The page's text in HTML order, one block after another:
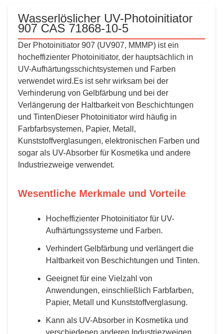
Wasserlöslicher UV-Photoinitiator
907 CAS 71868-10-5
Der Photoinitiator 907 (UV907, MMMP) ist ein
hocheffizienter Photoinitiator, der hauptsächlich in
UV-Aufhärtungsschichtsystemen und Farben
verwendet wird.Es ist sehr wirksam bei der
Verhinderung von Gelbfärbung und bei der
Verlängerung der Haltbarkeit von Beschichtungen
und TintenDieser Photoinitiator wird häufig in
Farbfarbsystemen, Papier, Metall,
Kunststoffverglasungen, elektronischen Farben und
sogar als UV-Absorber für Kosmetika und andere
Industriezweige verwendet.
Wesentliche Merkmale und Vorteile
Hocheffizienter Photoinitiator für UV-
Aufhärtungssysteme und Farben.
Verhindert Gelbfärbung und verlängert die
Haltbarkeit von Beschichtungen und Tinten.
Geeignet für eine Vielzahl von
Anwendungen, einschließlich Farbfarben,
Papier, Metall und Kunststoffverglasung.
Kann als UV-Absorber in Kosmetika und
verschiedenen anderen Industriezweigen